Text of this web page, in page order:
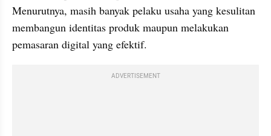
Menurutnya, masih banyak pelaku usaha yang kesulitan
membangun identitas produk maupun melakukan
pemasaran digital yang efektif.
ADVERTISEMENT